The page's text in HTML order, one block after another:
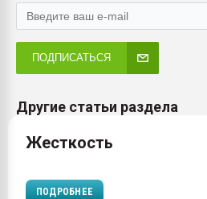
ПОДПИСАТЬСЯ
Другие статьи раздела
Жесткость
ПОДРОБНЕЕ